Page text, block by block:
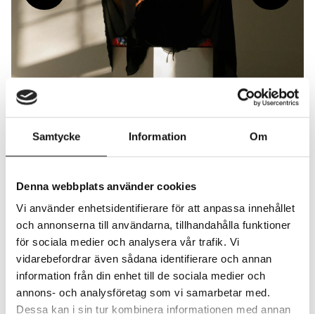
Samtycke Information Om
Denna webbplats använder cookies
Vi använder enhetsidentifierare för att anpassa innehållet
och annonserna till användarna, tillhandahålla funktioner
för sociala medier och analysera vår trafik. Vi
vidarebefordrar även sådana identifierare och annan
information från din enhet till de sociala medier och
annons- och analysföretag som vi samarbetar med.
Dessa kan i sin tur kombinera informationen med annan
Mona Namér är dansare och koreograf som
under öppningen av utställningen ”I
vågsvallet” genomför ett nyproducerat
performanceverk som går i dialog med Eric
Magassas verk.